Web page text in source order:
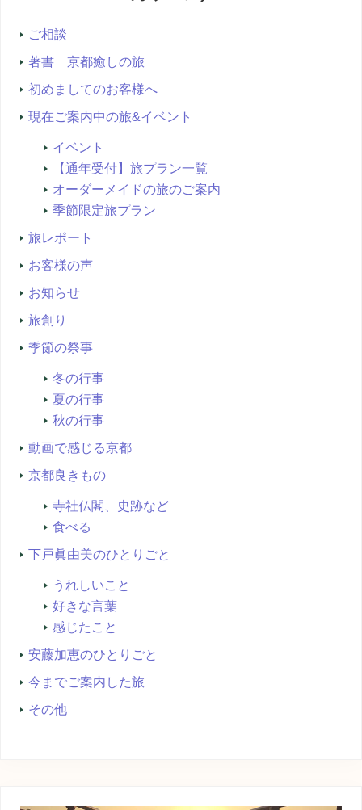
ご相談
著書 京都癒しの旅
初めましてのお客様へ
現在ご案内中の旅&イベント
イベント
【通年受付】旅プラン一覧
オーダーメイドの旅のご案内
季節限定旅プラン
旅レポート
お客様の声
お知らせ
旅創り
季節の祭事
冬の行事
夏の行事
秋の行事
動画で感じる京都
京都良きもの
寺社仏閣、史跡など
食べる
下戸眞由美のひとりごと
うれしいこと
好きな言葉
感じたこと
安藤加恵のひとりごと
今までご案内した旅
その他